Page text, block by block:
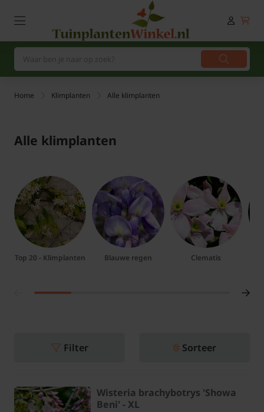
Home Klimplanten Alle klimplanten
Alle klimplanten
Top 20 - Klimplanten Blauwe regen Clematis
Filter Sorteer
Wisteria brachybotrys 'Showa
Beni' - XL